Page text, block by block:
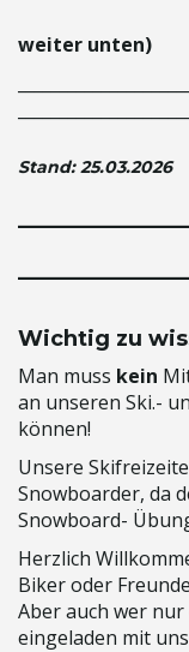
weiter unten)
Stand: 25.03.2026
Wichtig zu
Man muss kein
an unseren Ski.-
können!
Unsere
Snowboarder, da
Snowboard-
Herzlich
Biker oder
Aber auch wer nur
eingeladen mit